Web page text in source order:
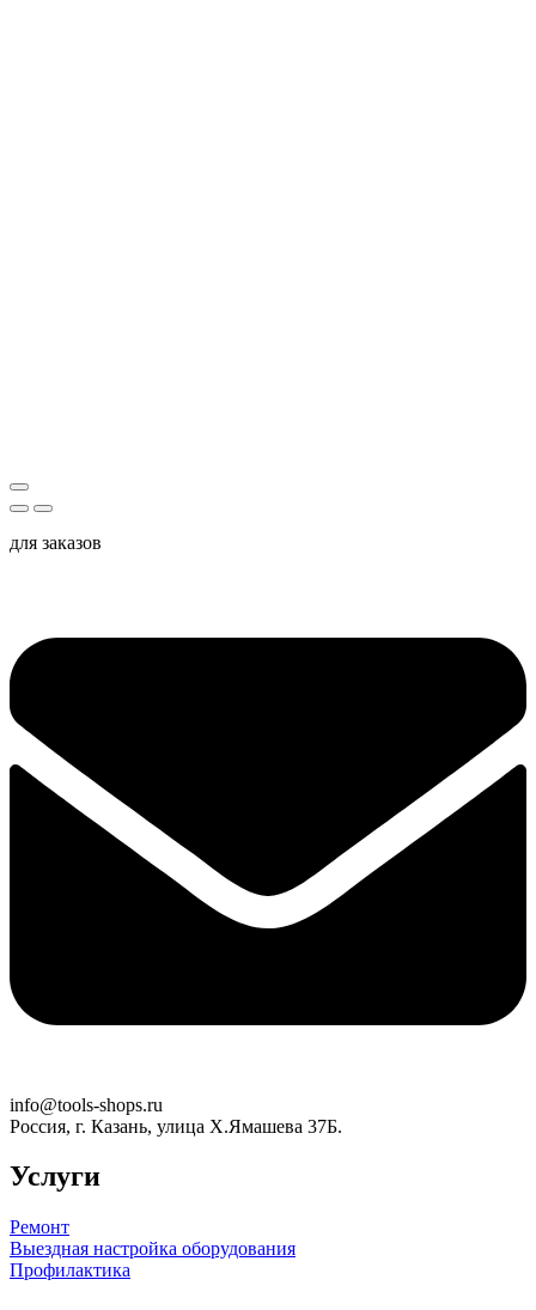
для заказов
info@tools-shops.ru
Россия, г. Казань, улица Х.Ямашева 37Б.
Услуги
Ремонт
Выездная настройка оборудования
Профилактика